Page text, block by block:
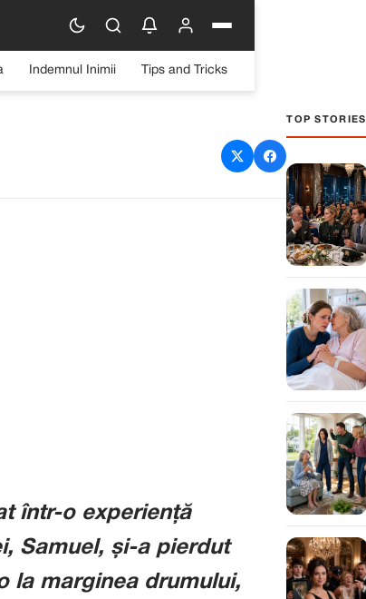
Indemnul Inimii Tips and Tricks
MAȘINĂ LA 30
într-o experiență
Samuel, și-a pierdut
la marginea drumului,
TOP STORIES